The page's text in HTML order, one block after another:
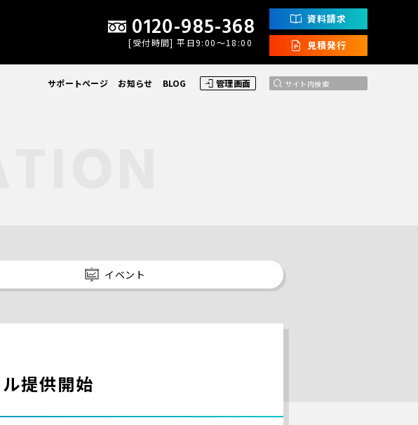
サポートページ お知らせ BLOG 管理画面
0120-985-368
[受付時間] 平日9:00〜18:00
資料請求
見積発行
イベント
提供開始